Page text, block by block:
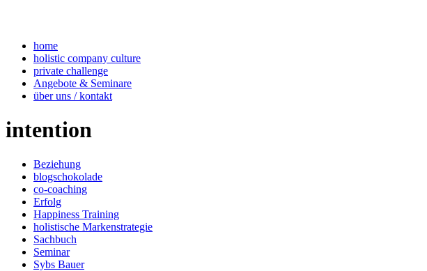
home
holistic company culture
private challenge
Angebote & Seminare
über uns / kontakt
intention
Beziehung
blogschokolade
co-coaching
Erfolg
Happiness Training
holistische Markenstrategie
Sachbuch
Seminar
Sybs Bauer